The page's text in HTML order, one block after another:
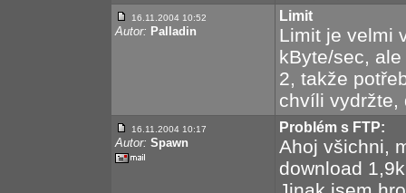
16.11.2004 10:52
Autor: Palladin
Limit
Limit je velmi
kByte/sec,
2, takže
chvíli vydržte,
16.11.2004 10:17
Autor: Spawn
Problém s FTP:
Ahoj všichni,
download